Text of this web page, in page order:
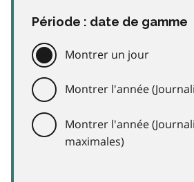
Période : date de gamme
Montrer un jour
Montrer l'année
Montrer l'année
maximales)